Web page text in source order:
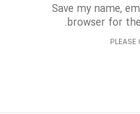
Save my name,
browser for